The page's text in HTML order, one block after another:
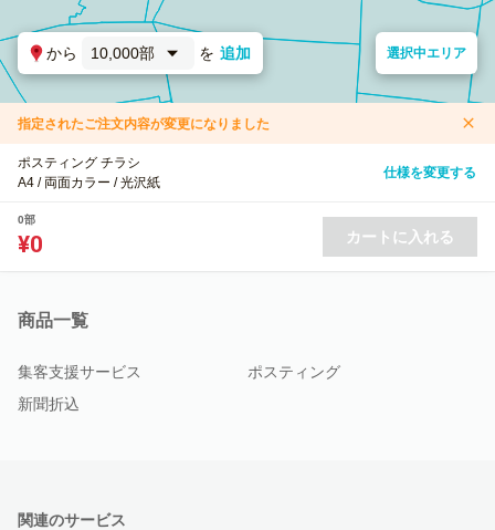
から 10,000部 を 追加 選択中エリア
指定されたご注文内容が変更になりました
ポスティング チラシ
A4 / 両面カラー / 光沢紙
仕様を変更する
0部
¥0 カートに入れる
商品一覧
集客支援サービス
ポスティング
新聞折込
関連のサービス